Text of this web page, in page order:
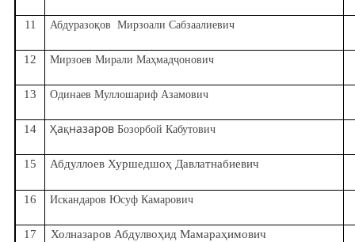
11 Абдуразоқов Мирзоали Сабзаалиевич
12 Мирзоев Мирали Маҳмадҷонович
13 Одинаев Муллошариф Азамович
14 ҲақназаровБозорбой Кабутович
15 Абдуллоев Хуршедшоҳ Давлатнабиевич
16 Искандаров Юсуф Камарович
17 Холназаров Абдулвоҳид Мамараҳимович